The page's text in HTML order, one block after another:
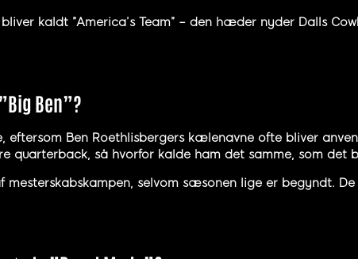
kaldt ”America’s Team” – den hæder nyder Dalls
Ben”?
eftersom Ben Roethlisbergers kælenavne ofte bliver
quarterback, så hvorfor kalde ham det samme, som det
mesterskabskampen, selvom sæsonen lige er begyndt.